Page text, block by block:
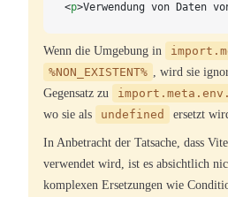
<p>Verwendung von Daten
Wenn die Umgebung in
%NON_EXISTENT% , wird sie
Gegensatz zu
wo sie als
undefined ersetzt
In Anbetracht der Tatsache, dass
verwendet wird, ist es absichtlich
komplexen Ersetzungen wie